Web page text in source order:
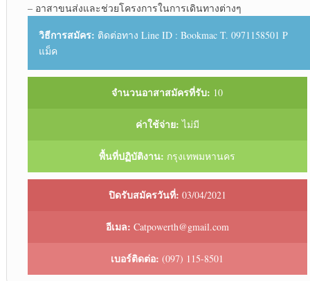
– อาสาขนส่งและช่วยโครงการในการเดินทางต่างๆ
วิธีการสมัคร: ติดต่อทาง Line ID : Bookmac T. 0971158501 P
แม็ค
จำนวนอาสาสมัครที่รับ: 10
ค่าใช้จ่าย: ไม่มี
พื้นที่ปฏิบัติงาน: กรุงเทพมหานคร
ปิดรับสมัครวันที่: 03/04/2021
อีเมล: Catpowerth@gmail.com
เบอร์ติดต่อ: (097) 115-8501